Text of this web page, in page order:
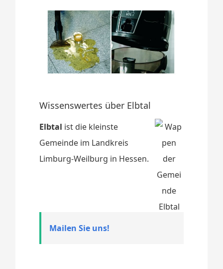
Wissenswertes über Elbtal
Elbtal ist die kleinste
Gemeinde im Landkreis
Limburg-Weilburg in Hessen.
Mailen Sie uns!